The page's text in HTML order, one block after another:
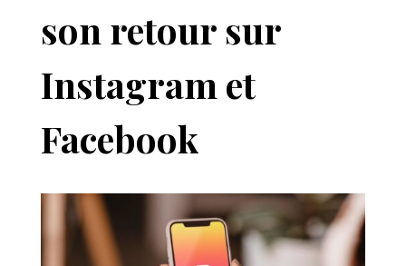
son retour sur
Instagram et
Facebook